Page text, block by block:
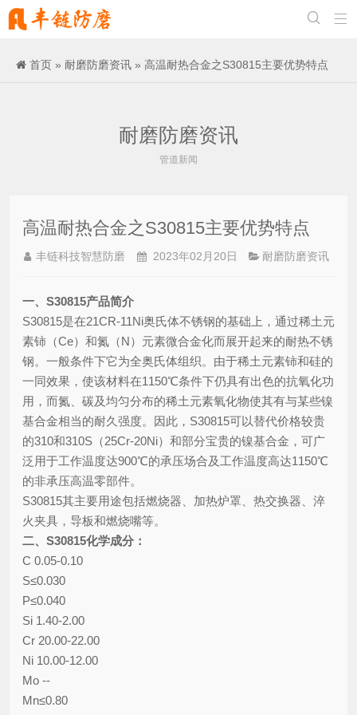


首页 » 耐磨防磨资讯 » 高温耐热合金之S30815主要优势特点
耐磨防磨资讯
管道新闻
高温耐热合金之S30815主要优势特点
丰链科技智慧防磨 2023年02月20日 耐磨防磨资讯
一、S30815产品简介
S30815是在21CR-11Ni奥氏体不锈钢的基础上，通过稀土元
素铈（Ce）和氮（N）元素微合金化而展开起来的耐热不锈
钢。一般条件下它为全奥氏体组织。由于稀土元素铈和硅的
一同效果，使该材料在1150℃条件下仍具有出色的抗氧化功
用，而氮、碳及均匀分布的稀土元素氧化物使其有与某些镍
基合金相当的耐久强度。因此，S30815可以替代价格较贵
的310和310S（25Cr-20Ni）和部分宝贵的镍基合金，可广
泛用于工作温度达900℃的承压场合及工作温度高达1150℃
的非承压高温零部件。
S30815其主要用途包括燃烧器、加热炉罩、热交换器、淬
火夹具，导板和燃烧嘴等。
二、S30815化学成分：
C 0.05-0.10
S≤0.030
P≤0.040
Si 1.40-2.00
Cr 20.00-22.00
Ni 10.00-12.00
Mo --
Mn≤0.80